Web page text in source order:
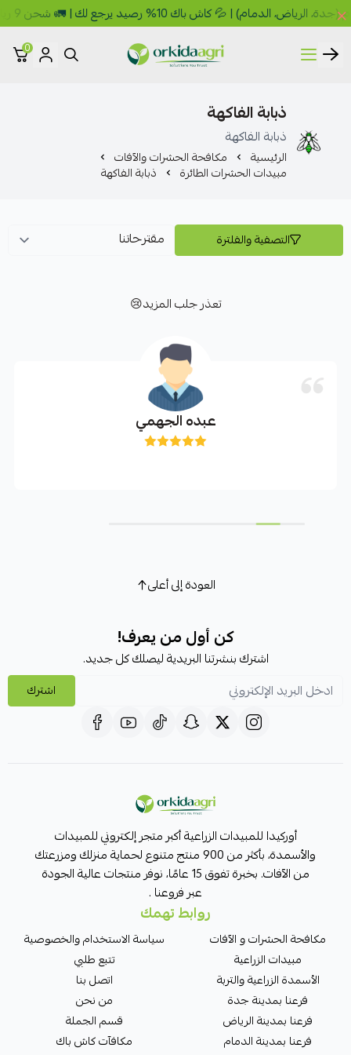
| 💦 كاش باك 10% رصيد يرجع لك | 🚛 شحن 9 ريال 🎁 مجاني فوق 149 ريال
أوركيدا للمبيدات الزراعية
0
ذبابة الفاكهة
ذبابة الفاكهة
الرئيسية مكافحة الحشرات والآفات
مبيدات الحشرات الطائرة ذبابة الفاكهة
التصفية والفلترة
تعذر جلب المزيد😢
عبده الجهمي
العودة إلى أعلى
كن أول من يعرف!
اشترك بنشرتنا البريدية ليصلك كل جديد.
اشترك
أوركيدا للمبيدات الزراعية أكبر متجر إلكتروني للمبيدات
والأسمدة، بأكثر من 900 منتج متنوع لحماية منزلك ومزرعتك
من الآفات. بخبرة تفوق 15 عامًا، نوفر منتجات عالية الجودة
عبر فروعنا .
روابط تهمك
مكافحة الحشرات و الآفات
مبيدات الزراعية
الأسمدة الزراعية والتربة
فرعنا بمدينة جدة
فرعنا بمدينة الرياض
فرعنا بمدينة الدمام
سياسة الاستخدام والخصوصية
تتبع طلبي
اتصل بنا
من نحن
قسم الجملة
مكافآت كاش باك